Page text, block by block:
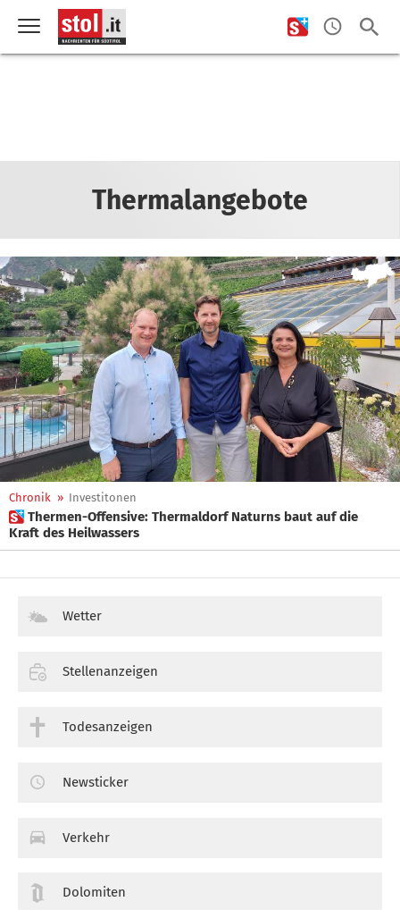
Thermalangebote
Chronik » Investitonen
 Thermen-Offensive: Thermaldorf Naturns baut auf die
Kraft des Heilwassers
Wetter
Stellenanzeigen
Todesanzeigen
Newsticker
Verkehr
Dolomiten